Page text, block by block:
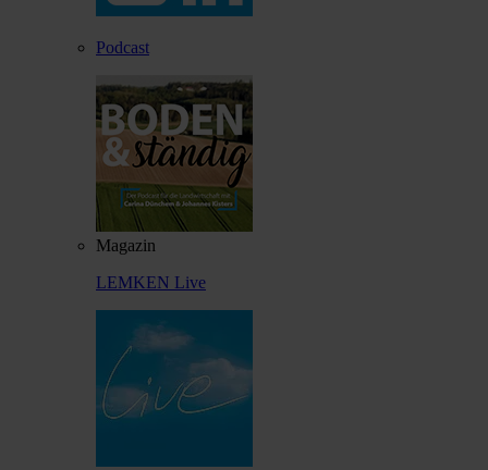
Podcast
Magazin
LEMKEN Live